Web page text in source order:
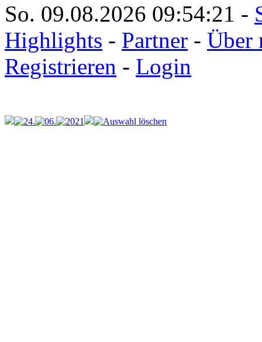
So. 09.08.2026 09:54:21 -
Highlights - Partner - Über
Registrieren - Login